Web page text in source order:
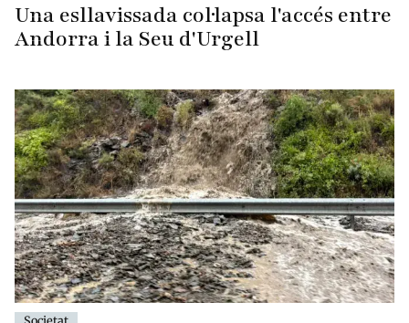
Una esllavissada col·lapsa l'accés entre
Andorra i la Seu d'Urgell